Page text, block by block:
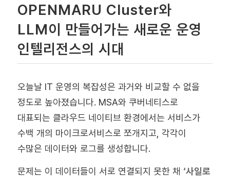
OPENMARU Cluster와
LLM이 만들어가는 새로운 운영
인텔리전스의 시대
오늘날 IT 운영의 복잡성은 과거와 비교할 수 없을
정도로 높아졌습니다. MSA와 쿠버네티스로
대표되는 클라우드 네이티브 환경에서는 서비스가
수백 개의 마이크로서비스로 쪼개지고, 각각이
수많은 데이터와 로그를 생성합니다.
문제는 이 데이터들이 서로 연결되지 못한 채 ‘사일로